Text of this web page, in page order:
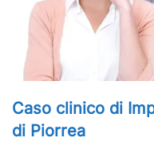
Caso clinico di
di Piorrea